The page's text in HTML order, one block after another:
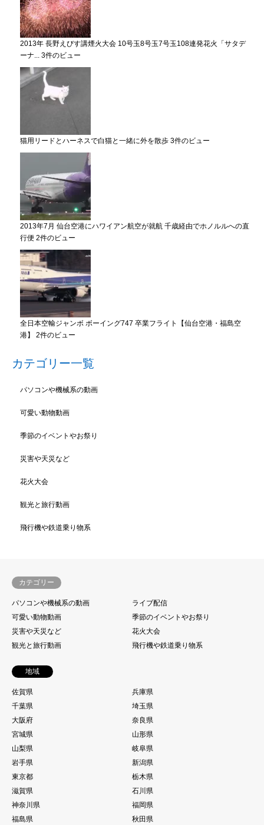
2013年 長野えびす講煙火大会 10号玉8号玉7号玉108連発花火「サタデ
ーナ... 3件のビュー
猫用リードとハーネスで白猫と一緒に外を散歩 3件のビュー
2013年7月 仙台空港にハワイアン航空が就航 千歳経由でホノルルへの直
行便 2件のビュー
全日本空輸ジャンボ ボーイング747 卒業フライト【仙台空港・福島空
港】
2件のビュー
カテゴリー一覧
パソコンや機械系の動画
可愛い動物動画
季節のイベントやお祭り
災害や天災など
花火大会
観光と旅行動画
飛行機や鉄道乗り物系
カテゴリー
パソコンや機械系の動画
ライブ配信
可愛い動物動画
季節のイベントやお祭り
災害や天災など
花火大会
観光と旅行動画
飛行機や鉄道乗り物系
地域
佐賀県
兵庫県
千葉県
埼玉県
大阪府
奈良県
宮城県
山形県
山梨県
岐阜県
岩手県
新潟県
東京都
栃木県
滋賀県
石川県
神奈川県
福岡県
福島県
秋田県